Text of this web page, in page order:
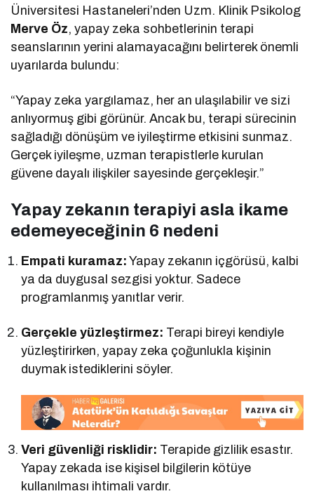
Üniversitesi Hastaneleri’nden Uzm. Klinik Psikolog
Merve Öz, yapay zeka sohbetlerinin terapi
seanslarının yerini alamayacağını belirterek önemli
uyarılarda bulundu:
“Yapay zeka yargılamaz, her an ulaşılabilir ve sizi
anlıyormuş gibi görünür. Ancak bu, terapi sürecinin
sağladığı dönüşüm ve iyileştirme etkisini sunmaz.
Gerçek iyileşme, uzman terapistlerle kurulan
güvene dayalı ilişkiler sayesinde gerçekleşir.”
Yapay zekanın terapiyi asla ikame
edemeyeceğinin 6 nedeni
Empati kuramaz: Yapay zekanın içgörüsü, kalbi
ya da duygusal sezgisi yoktur. Sadece
programlanmış yanıtlar verir.
Gerçekle yüzleştirmez: Terapi bireyi kendiyle
yüzleştirirken, yapay zeka çoğunlukla kişinin
duymak istediklerini söyler.
Veri güvenliği risklidir: Terapide gizlilik esastır.
Yapay zekada ise kişisel bilgilerin kötüye
kullanılması ihtimali vardır.